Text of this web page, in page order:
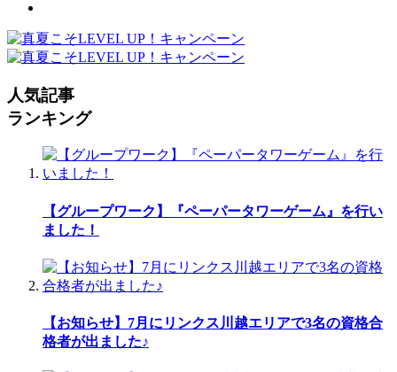
人気記事
ランキング
【グループワーク】『ペーパータワーゲーム』を行い
ました！
【お知らせ】7月にリンクス川越エリアで3名の資格合
格者が出ました♪